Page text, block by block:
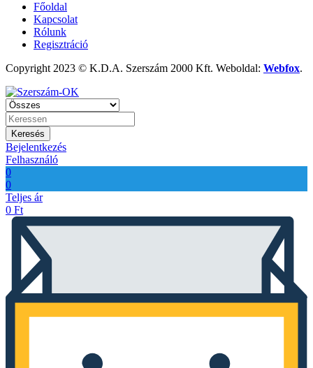
Főoldal
Kapcsolat
Rólunk
Regisztráció
Copyright 2023 © K.D.A. Szerszám 2000 Kft. Weboldal: Webfox.
Keresés
Bejelentkezés
Felhasználó
0
0
Teljes ár
0 Ft